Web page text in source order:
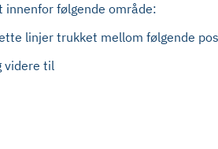
følgende område:
linjer trukket mellom følgende
videre til